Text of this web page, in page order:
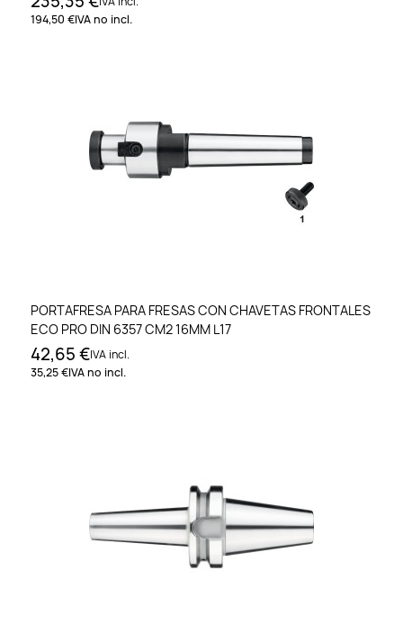
194,50 €IVA no incl.
PORTAFRESA PARA FRESAS CON CHAVETAS FRONTALES
ECO PRO DIN 6357 CM2 16MM L17
42,65 €IVA incl.
35,25 €IVA no incl.